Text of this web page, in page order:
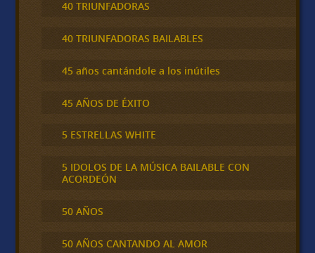
40 TRIUNFADORAS
40 TRIUNFADORAS BAILABLES
45 años cantándole a los inútiles
45 AÑOS DE ÉXITO
5 ESTRELLAS WHITE
5 IDOLOS DE LA MÚSICA BAILABLE CON
ACORDEÓN
50 AÑOS
50 AÑOS CANTANDO AL AMOR